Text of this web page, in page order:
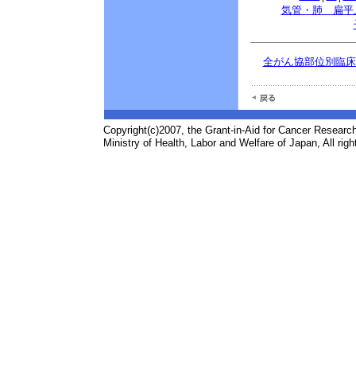
気管・肺 扁平
全がん協部位別臨
Copyright(c)2007, the Grant-in-Aid for Cancer
Ministry of Health, Labor and Welfare of Japan, All